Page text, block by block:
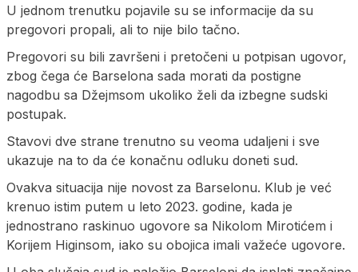
U jednom trenutku pojavile su se informacije da su
pregovori propali, ali to nije bilo tačno.
Pregovori su bili završeni i pretočeni u potpisan ugovor,
zbog čega će Barselona sada morati da postigne
nagodbu sa Džejmsom ukoliko želi da izbegne sudski
postupak.
Stavovi dve strane trenutno su veoma udaljeni i sve
ukazuje na to da će konačnu odluku doneti sud.
Ovakva situacija nije novost za Barselonu. Klub je već
krenuo istim putem u leto 2023. godine, kada je
jednostrano raskinuo ugovore sa Nikolom Mirotićem i
Korijem Higinsom, iako su obojica imali važeće ugovore.